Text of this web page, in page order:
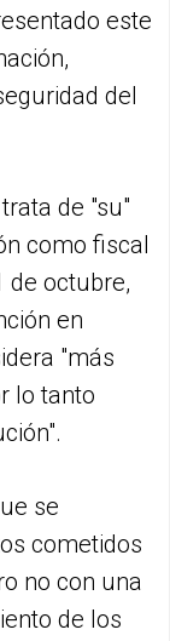
este
del
de "su"
como fiscal
de octubre,
en
"más
lo tanto
se
cometidos
no con una
de los